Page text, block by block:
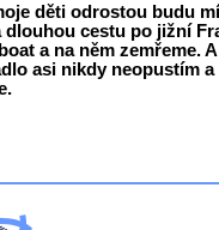
děti odrostou budu
dlouhou cestu po jižní
a na něm zemřeme.
asi nikdy neopustím a